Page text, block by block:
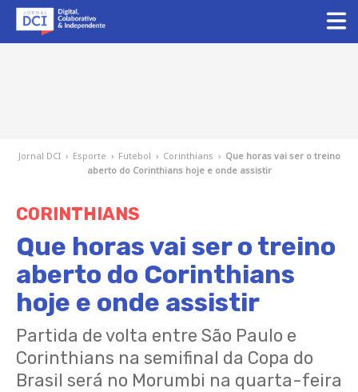
Jornal DCI › Esporte › Futebol › Corinthians › Que horas vai ser o treino
aberto do Corinthians hoje e onde assistir
CORINTHIANS
Que horas vai ser o treino
aberto do Corinthians
hoje e onde assistir
Partida de volta entre São Paulo e
Corinthians na semifinal da Copa do
Brasil será no Morumbi na quarta-feira